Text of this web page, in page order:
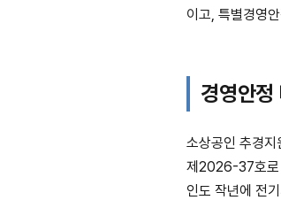
이고, 특별경영
경영안
소상공인 추경
제2026-37호로
인도 작년에 전